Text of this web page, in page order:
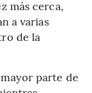
más cerca,
a varias
de la
parte de